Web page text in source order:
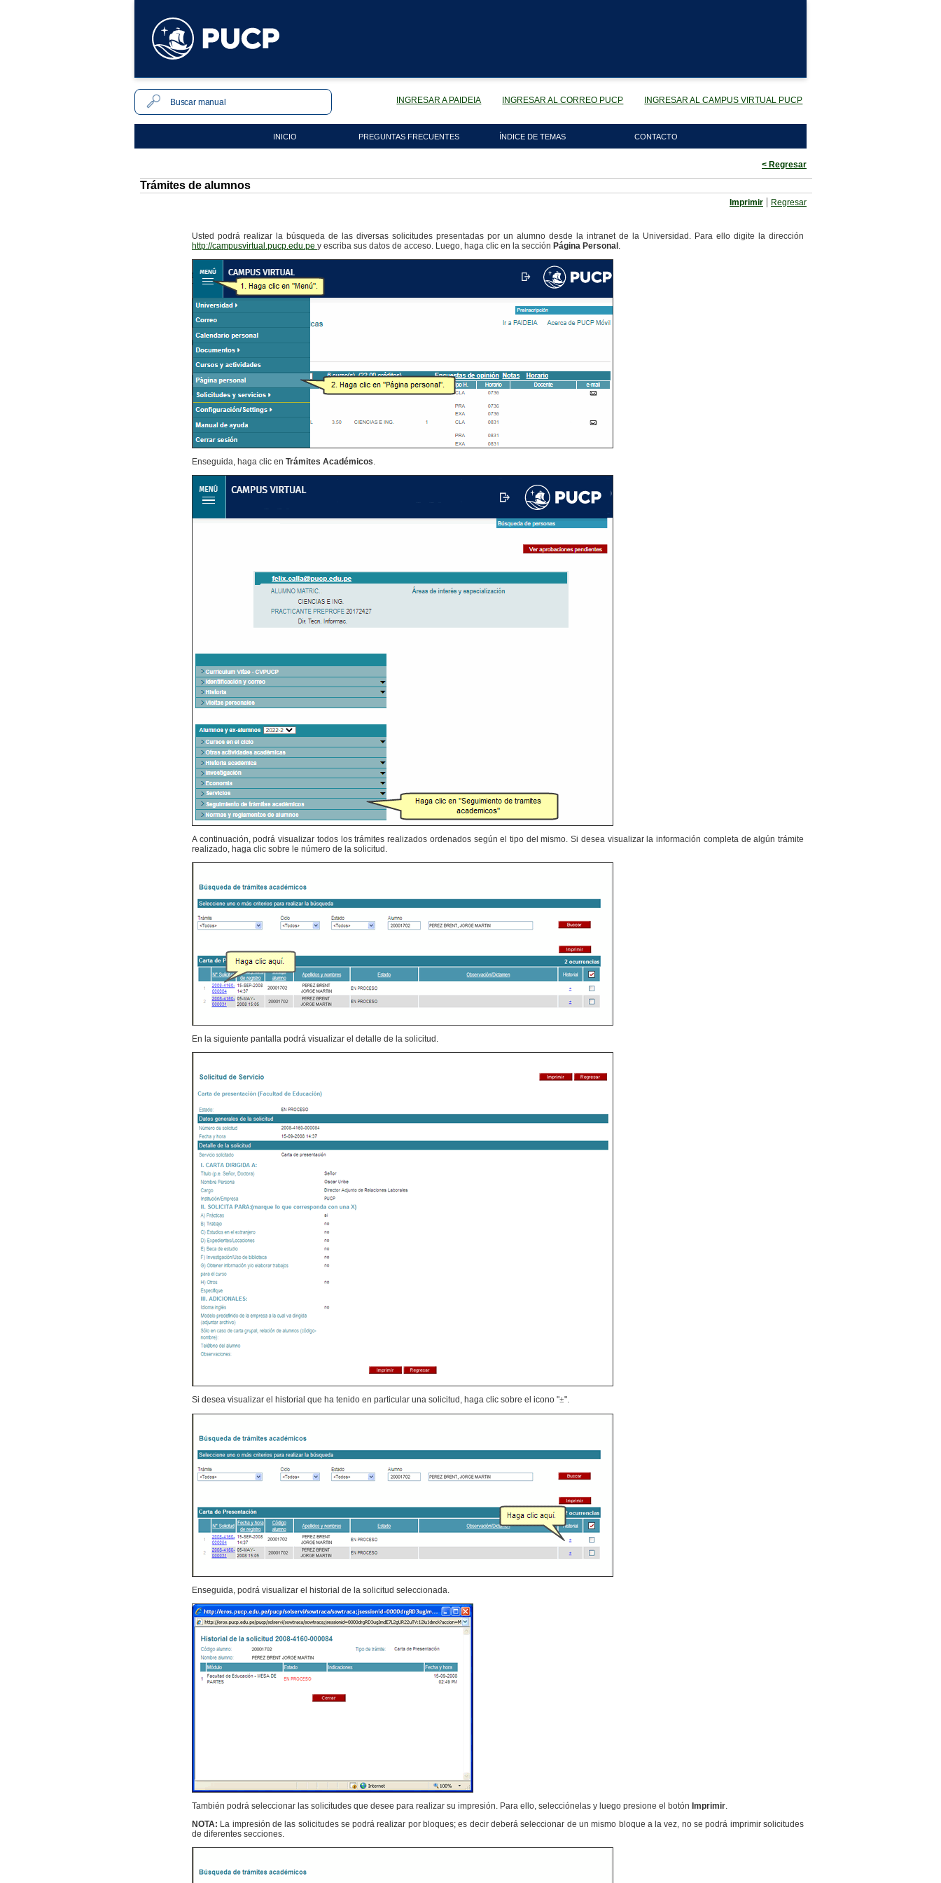
INGRESAR A PAIDEIA INGRESAR AL CORREO PUCP INGRESAR AL CAMPUS VIRTUAL PUCP
INICIO PREGUNTAS FRECUENTES ÍNDICE DE TEMAS CONTACTO
< Regresar
Trámites de alumnos
Imprimir | Regresar
Usted podrá realizar la búsqueda de las diversas solicitudes presentadas por un alumno desde la intranet de la Universidad. Para ello digite la dirección
http://campusvirtual.pucp.edu.pe y escriba sus datos de acceso. Luego, haga clic en la sección Página Personal .
Enseguida, haga clic en Trámites Académicos.
A continuación, podrá visualizar todos los trámites realizados ordenados según el tipo del mismo. Si desea visualizar la información completa de algún trámite
realizado, haga clic sobre le número de la solicitud.
En la siguiente pantalla podrá visualizar el detalle de la solicitud.
Si desea visualizar el historial que ha tenido en particular una solicitud, haga clic sobre el icono "±".
Enseguida, podrá visualizar el historial de la solicitud seleccionada.
También podrá seleccionar las solicitudes que desee para realizar su impresión. Para ello, selecciónelas y luego presione el botón Imprimir.
NOTA: La impresión de las solicitudes se podrá realizar por bloques; es decir deberá seleccionar de un mismo bloque a la vez, no se podrá imprimir solicitudes
de diferentes secciones.